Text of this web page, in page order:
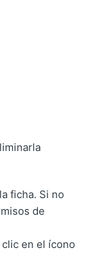
ficha. Si no
de
en el ícono